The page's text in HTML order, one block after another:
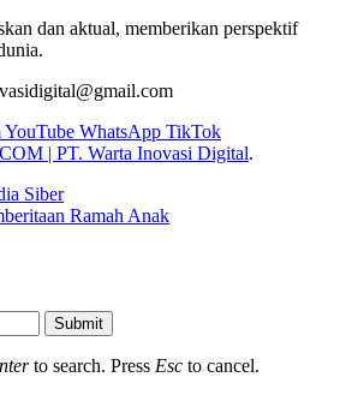
dan aktual, memberikan perspektif
YouTube WhatsApp TikTok
| PT. Warta Inovasi Digital.
Siber
Ramah Anak
Submit
to search. Press Esc to cancel.